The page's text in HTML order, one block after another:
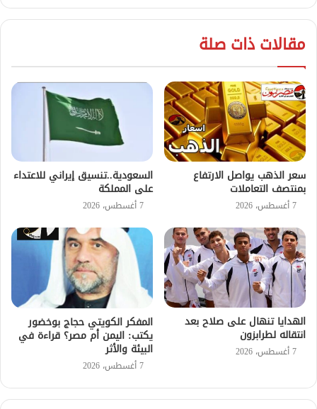
مقالات ذات صلة
سعر الذهب يواصل الارتفاع
بمنتصف التعاملات
7 أغسطس، 2026
السعودية..تنسيق إيراني للاعتداء
على المملكة
7 أغسطس، 2026
الهدايا تنهال على صلاح بعد
انتقاله لطرابزون
7 أغسطس، 2026
المفكر الكويتي حجاج بوخضور
يكتب: اليمن أم مصر؟ قراءة في
البيئة والأثر
7 أغسطس، 2026